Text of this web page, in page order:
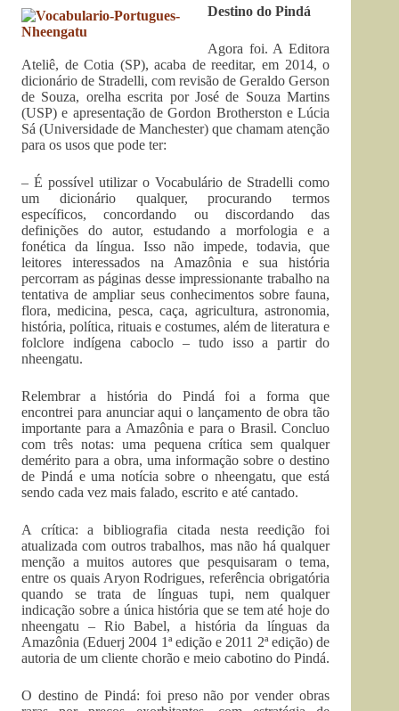
Destino do Pindá
Agora foi. A Editora
Ateliê, de Cotia (SP), acaba de reeditar, em 2014, o
dicionário de Stradelli, com revisão de Geraldo Gerson
de Souza, orelha escrita por José de Souza Martins
(USP) e apresentação de Gordon Brotherston e Lúcia
Sá (Universidade de Manchester) que chamam atenção
para os usos que pode ter:
– É possível utilizar o Vocabulário de Stradelli como
um dicionário qualquer, procurando termos
específicos, concordando ou discordando das
definições do autor, estudando a morfologia e a
fonética da língua. Isso não impede, todavia, que
leitores interessados na Amazônia e sua história
percorram as páginas desse impressionante trabalho na
tentativa de ampliar seus conhecimentos sobre fauna,
flora, medicina, pesca, caça, agricultura, astronomia,
história, política, rituais e costumes, além de literatura e
folclore indígena caboclo – tudo isso a partir do
nheengatu.
Relembrar a história do Pindá foi a forma que
encontrei para anunciar aqui o lançamento de obra tão
importante para a Amazônia e para o Brasil. Concluo
com três notas: uma pequena crítica sem qualquer
demérito para a obra, uma informação sobre o destino
de Pindá e uma notícia sobre o nheengatu, que está
sendo cada vez mais falado, escrito e até cantado.
A crítica: a bibliografia citada nesta reedição foi
atualizada com outros trabalhos, mas não há qualquer
menção a muitos autores que pesquisaram o tema,
entre os quais Aryon Rodrigues, referência obrigatória
quando se trata de línguas tupi, nem qualquer
indicação sobre a única história que se tem até hoje do
nheengatu – Rio Babel, a história da línguas da
Amazônia (Eduerj 2004 1ª edição e 2011 2ª edição) de
autoria de um cliente chorão e meio cabotino do Pindá.
O destino de Pindá: foi preso não por vender obras